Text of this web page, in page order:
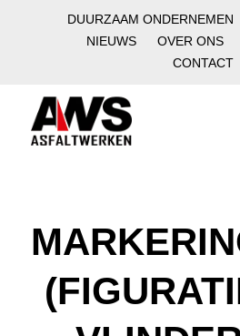
DUURZAAM ONDERNEMEN
NIEUWS
OVER ONS
CONTACT